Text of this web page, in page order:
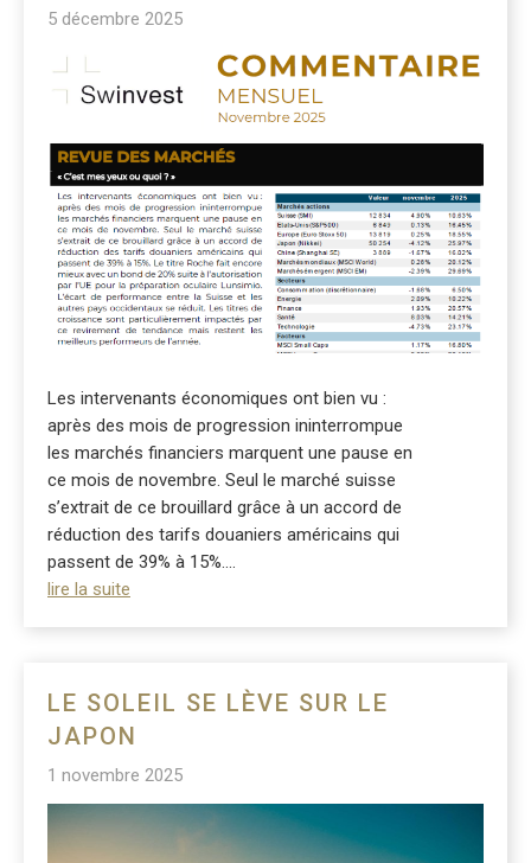
5 décembre 2025
Les intervenants économiques ont bien vu :
après des mois de progression ininterrompue
les marchés financiers marquent une pause en
ce mois de novembre. Seul le marché suisse
s’extrait de ce brouillard grâce à un accord de
réduction des tarifs douaniers américains qui
passent de 39% à 15%....
lire la suite
LE SOLEIL SE LÈVE SUR LE
JAPON
1 novembre 2025